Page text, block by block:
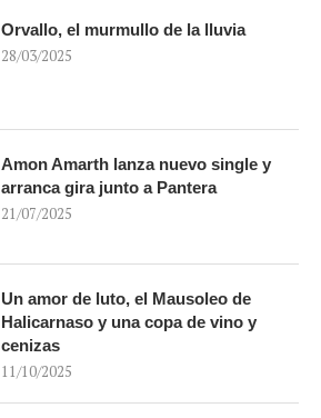
Orvallo, el murmullo de la lluvia
28/03/2025
Amon Amarth lanza nuevo single y
arranca gira junto a Pantera
21/07/2025
Un amor de luto, el Mausoleo de
Halicarnaso y una copa de vino y
cenizas
11/10/2025